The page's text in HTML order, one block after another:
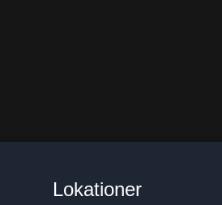
Lokationer